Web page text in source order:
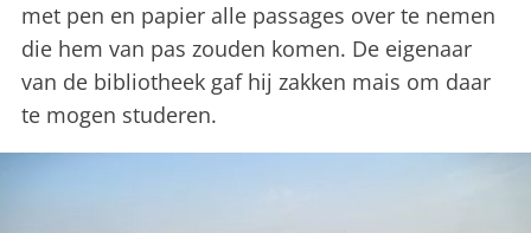
met pen en papier alle passages over te nemen
die hem van pas zouden komen. De eigenaar
van de bibliotheek gaf hij zakken mais om daar
te mogen studeren.